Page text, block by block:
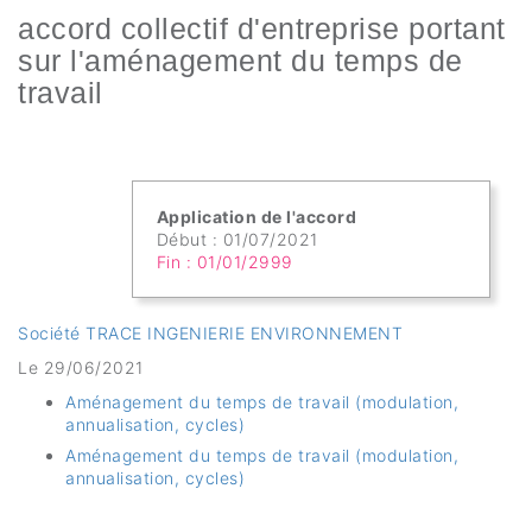
accord collectif d'entreprise portant
sur l'aménagement du temps de
travail
Application de l'accord
Début : 01/07/2021
Fin : 01/01/2999
Société TRACE INGENIERIE ENVIRONNEMENT
Le 29/06/2021
Aménagement du temps de travail (modulation,
annualisation, cycles)
Aménagement du temps de travail (modulation,
annualisation, cycles)